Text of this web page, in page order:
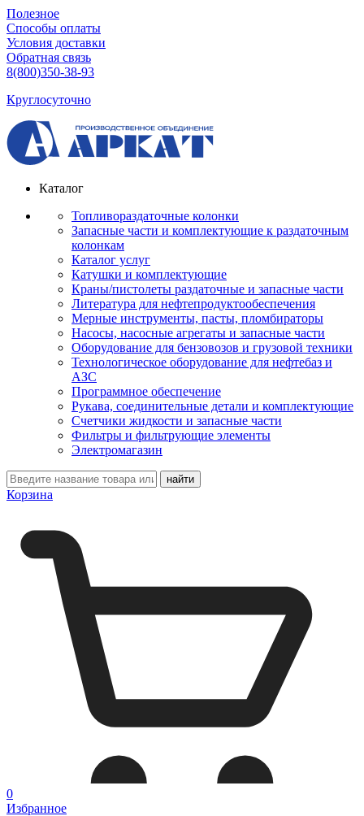
Полезное
Способы оплаты
Условия доставки
Обратная связь
8(800)350-38-93
Круглосуточно
Каталог
Топливораздаточные колонки
Запасные части и комплектующие к раздаточным
колонкам
Каталог услуг
Катушки и комплектующие
Краны/пистолеты раздаточные и запасные части
Литература для нефтепродуктообеспечения
Мерные инструменты, пасты, пломбираторы
Насосы, насосные агрегаты и запасные части
Оборудование для бензовозов и грузовой техники
Технологическое оборудование для нефтебаз и
АЗС
Программное обеспечение
Рукава, соединительные детали и комплектующие
Счетчики жидкости и запасные части
Фильтры и фильтрующие элементы
Электромагазин
Корзина
0
Избранное